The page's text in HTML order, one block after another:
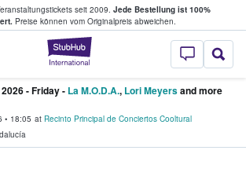
seit 2009. Jede Bestellung ist 100%
Preise können vom Originalpreis abweichen.
StubHub - Wo
& verkaufen
2026 - Friday - La M.O.D.A., Lori Meyersand more
• 18:05 at Recinto Principal de Conciertos Cooltural